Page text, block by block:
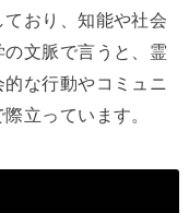
おり、知能や社会
文脈で言うと、霊
な行動やコミュニ
立っています。